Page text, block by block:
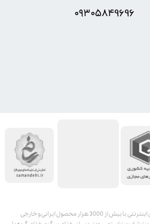
پت استور به عنوان یکی از قدیمی‌ترین پت شاپ های اینترنتی با بیش از 3000 هزار محصول ایرانی و خارجی
۰۹۳۰۵8۴9696